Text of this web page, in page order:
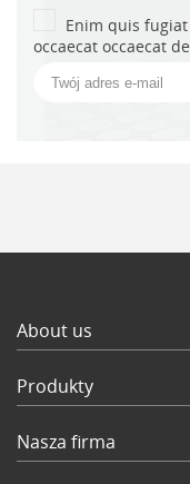
Enim quis
occaecat occaecat
About us
Produkty
Nasza firma